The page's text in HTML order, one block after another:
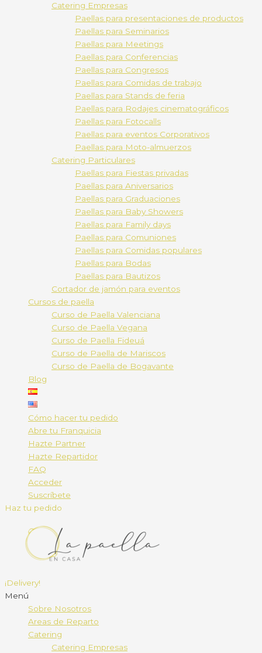
Catering Empresas
Paellas para presentaciones de productos
Paellas para Seminarios
Paellas para Meetings
Paellas para Conferencias
Paellas para Congresos
Paellas para Comidas de trabajo
Paellas para Stands de feria
Paellas para Rodajes cinematográficos
Paellas para Fotocalls
Paellas para eventos Corporativos
Paellas para Moto-almuerzos
Catering Particulares
Paellas para Fiestas privadas
Paellas para Aniversarios
Paellas para Graduaciones
Paellas para Baby Showers
Paellas para Family days
Paellas para Comuniones
Paellas para Comidas populares
Paellas para Bodas
Paellas para Bautizos
Cortador de jamón para eventos
Cursos de paella
Curso de Paella Valenciana
Curso de Paella Vegana
Curso de Paella Fideuá
Curso de Paella de Mariscos
Curso de Paella de Bogavante
Blog
Cómo hacer tu pedido
Abre tu Franquicia
Hazte Partner
Hazte Repartidor
FAQ
Acceder
Suscríbete
Haz tu pedido
¡Delivery!
Menú
Sobre Nosotros
Areas de Reparto
Catering
Catering Empresas